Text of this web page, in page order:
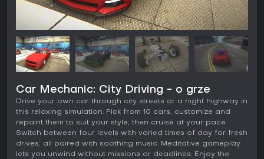
Car Mechanic: City Driving - o grze
Drive your own car through city streets or a night highway in
this relaxing simulation. Pick from 10 cars, customize and
repaint them to suit your style, then cruise at your pace.
Switch between four levels with varied times of day for fresh
drives, all paired with soothing music. Meditative gameplay
lets you unwind without missions or deadlines. Enjoy the